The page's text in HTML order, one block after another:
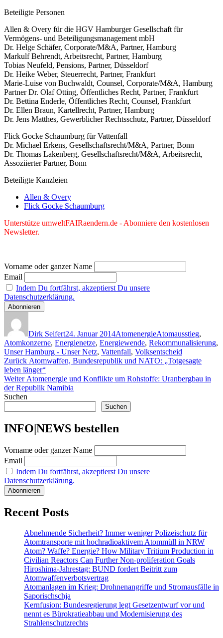
Beteiligte Personen
Allen & Overy für die HGV Hamburger Gesellschaft für
Vermögens- und Beteiligungsmanagement mbH
Dr. Helge Schäfer, Corporate/M&A, Partner, Hamburg
Markulf Behrendt, Arbeitsrecht, Partner, Hamburg
Tobias Neufeld, Pensions, Partner, Düsseldorf
Dr. Heike Weber, Steuerrecht, Partner, Frankfurt
Marie-Luise von Buchwaldt, Counsel, Corporate/M&A, Hamburg
Partner Dr. Olaf Otting, Öffentliches Recht, Partner, Frankfurt
Dr. Bettina Enderle, Öffentliches Recht, Counsel, Frankfurt
Dr. Ellen Braun, Kartellrecht, Partner, Hamburg
Dr. Jens Matthes, Gewerblicher Rechtsschutz, Partner, Düsseldorf
Flick Gocke Schaumburg für Vattenfall
Dr. Michael Erkens, Gesellschaftsrecht/M&A, Partner, Bonn
Dr. Thomas Lakenberg, Gesellschaftsrecht/M&A, Arbeitsrecht,
Assoziierter Partner, Bonn
Beteiligte Kanzleien
Allen & Overy
Flick Gocke Schaumburg
Unterstütze umweltFAIRaendern.de - Abonniere den kostenlosen
Newsletter.
Vorname oder ganzer Name
Email
Indem Du fortfährst, akzeptierst Du unsere
Datenschutzerklärung.
Dirk Seifert24. Januar 2014AtomenergieAtomausstieg,
Atomkonzerne, Energienetze, Energiewende, Rekommunalisierung,
Unser Hamburg - Unser Netz, Vattenfall, Volksentscheid
Beitragsnavigation
Zurück Vorheriger
Beitrag:
Atomwaffen, Bundesrepublik und NATO: „Totgesagte
leben länger“
Weiter Nächster
Beitrag:
Atomenergie und Konflikte um Rohstoffe: Uranbergbau in
der Republik Namibia
Suchen
Suchen
INFO|NEWS bestellen
Vorname oder ganzer Name
Email
Indem Du fortfährst, akzeptierst Du unsere
Datenschutzerklärung.
Recent Posts
Abnehmende Sicherheit? Immer weniger Polizeischutz für
Atomtransporte mit hochradioaktivem Atommüll in NRW
Atom? Waffe? Energie? How Military Tritium Production in
Civilian Reactors Can Further Non-proliferation Goals
Hiroshima-Jahrestag: BUND fordert Beitritt zum
Atomwaffenverbotsvertrag
Atomanlagen im Krieg: Drohnenangriffe und Stromausfälle in
Saporischschja
Kernfusion: Bundesregierung legt Gesetzentwurf vor und
nennt es Bürokratieabbau und Modernisierung des
Strahlenschutzrechts